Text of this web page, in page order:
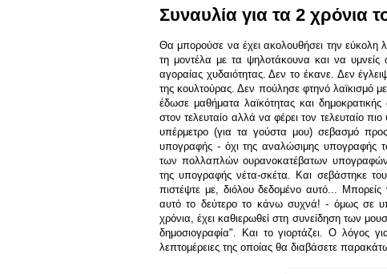
Συναυλία για τα 2 χρόνια
Θα μπορούσε να έχει ακολουθήσει την εύκολη
τη μοντέλα με τα ψηλοτάκουνα και να
αγοραίας χυδαιότητας. Δεν το έκανε. Δεν
της κουλτούρας. Δεν πούλησε φτηνό λαϊκισμό
έδωσε μαθήματα λαϊκότητας και
στον τελευταίο αλλά ναφέρει τον τελευταίο
υπέρμετρο (για τα γούστα μου) σεβασμό προς
υπογραφής - όχι της αναλώσιμης υπογραφής
των πολλαπλών ουρανοκατέβατων
της υπογραφής νέτα-σκέτα. Και σεβάστηκε
πιστέψτε με, διόλου δεδομένο αυτό... Μπορείς
αυτό το δεύτερο το κάνω συχνά! - όμως σε
χρόνια, έχει καθιερωθεί στη συνείδηση των
δημοσιογραφία". Και το γιορτάζει. Ο λόγος
λεπτομέρειες της οποίας θα διαβάσετε